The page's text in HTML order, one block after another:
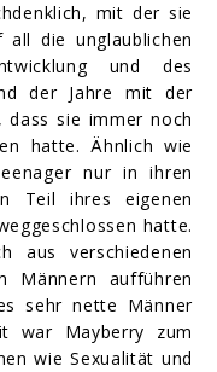
mit der sie
die unglaublichen
und des
der Jahre mit der
dass sie immer noch
hatte. Ähnlich wie
nur in ihren
Teil ihres eigenen
hatte.
aus verschiedenen
Männern aufführen
sehr nette Männer
war Mayberry zum
wie Sexualität und